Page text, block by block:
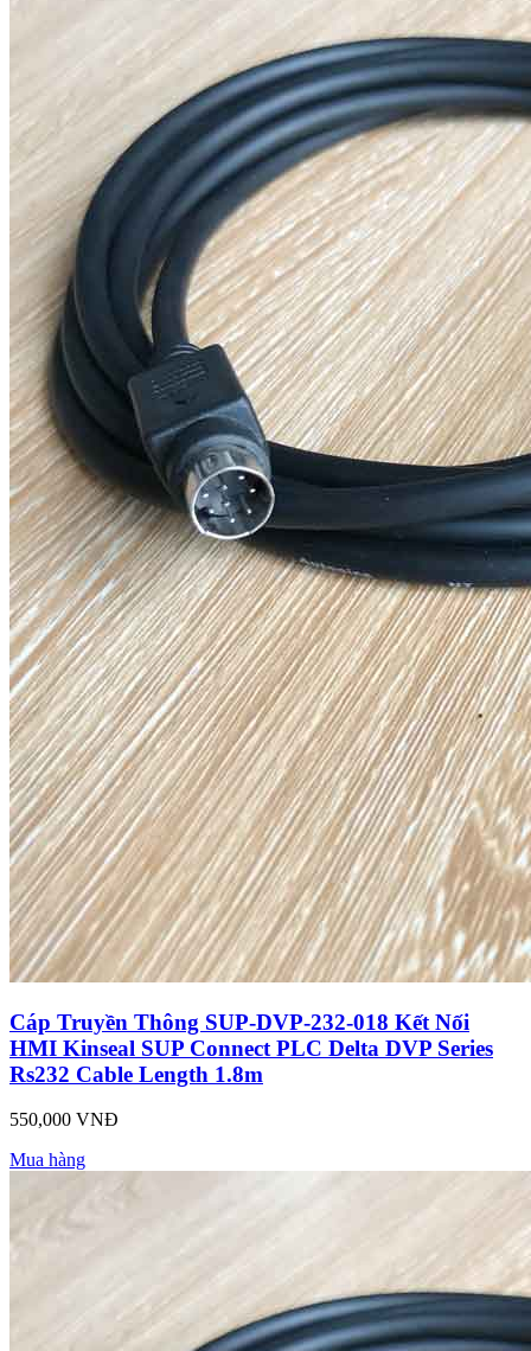
Cáp Truyền Thông SUP-DVP-232-018 Kết Nối
HMI Kinseal SUP Connect PLC Delta DVP Series
Rs232 Cable Length 1.8m
550,000 VNĐ
Mua hàng